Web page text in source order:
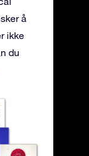
å
ikke
du